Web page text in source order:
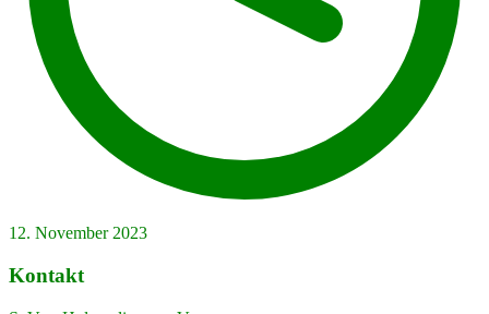
12. November 2023
Kontakt